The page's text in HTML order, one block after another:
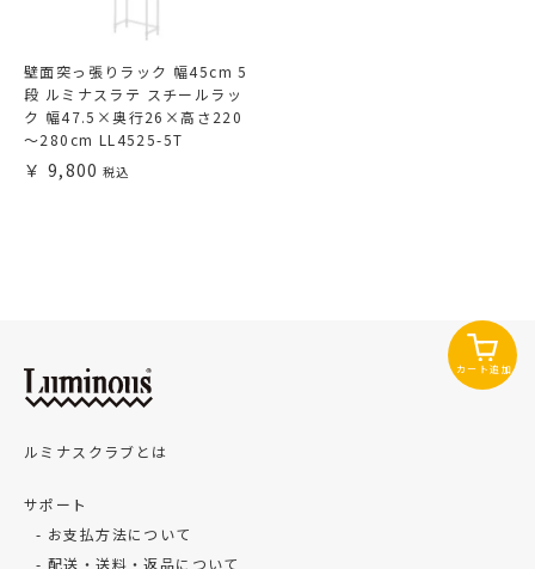
壁面突っ張りラック 幅45cm 5
段 ルミナスラテ スチールラッ
ク 幅47.5×奥行26×高さ220
～280cm LL4525-5T
9,800
カート追加
ルミナスクラブとは
サポート
お支払方法について
配送・送料・返品について